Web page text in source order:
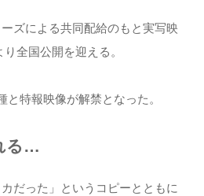
ズによる共同配給のもと実写映
全国公開を迎える。
特報映像が解禁となった。
る…
だった」というコピーとともに